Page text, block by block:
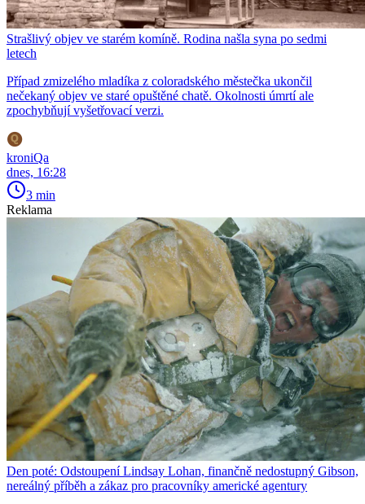
Strašlivý objev ve starém komíně. Rodina našla syna po sedmi
letech
Případ zmizelého mladíka z coloradského městečka ukončil
nečekaný objev ve staré opuštěné chatě. Okolnosti úmrtí ale
zpochybňují vyšetřovací verzi.
kroniQa
dnes, 16:28
3 min
Reklama
Den poté: Odstoupení Lindsay Lohan, finančně nedostupný Gibson,
nereálný příběh a zákaz pro pracovníky americké agentury